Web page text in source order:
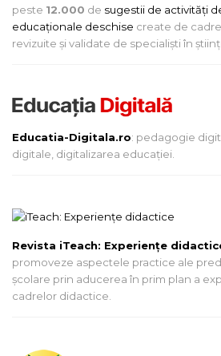
peste 12.000 de sugestii de activități
educaționale deschise create de
revizuite și validate de specialiști în
Educatia-Digitala.ro: pedagogie
digitale, digitalizarea educației.
Revista iTeach: Experienţe
promoveze aspectele practice ale
şcolare prin aducerea în prim plan a
cadrelor didactice.